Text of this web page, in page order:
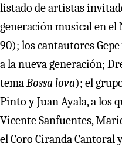
listado de artistas
generación musical en el
90); los cantautores
a la nueva generación;
temaBossa lova); el
Pinto y Juan Ayala, a los
Vicente Sanfuentes,
el Coro Ciranda